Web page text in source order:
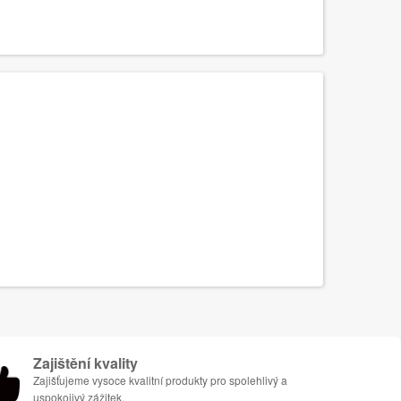
Zajištění kvality
Zajišťujeme vysoce kvalitní produkty pro spolehlivý a
uspokojivý zážitek.